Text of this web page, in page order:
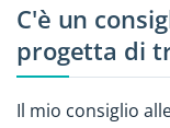
C'è un
progetta di
Il mio consiglio